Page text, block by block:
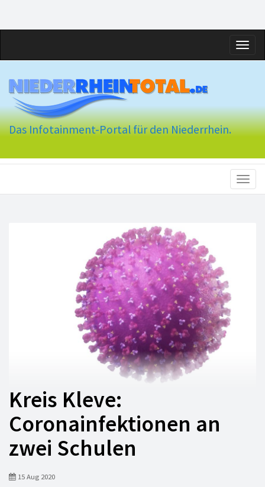
Das Infotainment-Portal für den Niederrhein.
Kreis Kleve:
Coronainfektionen an
zwei Schulen
15 Aug 2020